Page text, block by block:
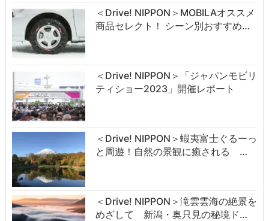
＜Drive! NIPPON＞MOBILAオススメ
商品セレクト！ シーン別おすすめ…
＜Drive! NIPPON＞「ジャパンモビリ
ティショー2023」開催レポート
＜Drive! NIPPON＞蝦夷富士ぐるーっ
と周遊！自然の景観に癒される …
＜Drive! NIPPON＞滝雲雲海の絶景を
めざして 新潟・奥只見の秘境ド…